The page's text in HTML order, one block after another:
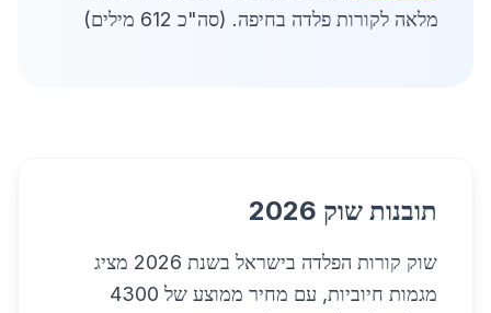
מלאה לקורות פלדה בחיפה. (סה"כ 612 מילים)
תובנות שוק 2026
שוק קורות הפלדה בישראל בשנת 2026 מציג
מגמות חיוביות, עם מחיר ממוצע של 4300